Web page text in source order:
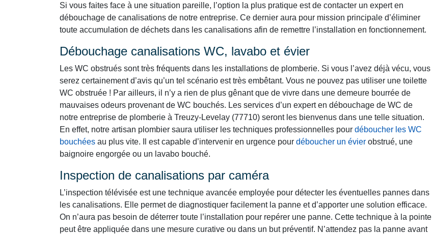
Si vous faites face à une situation pareille, l’option la plus pratique est de contacter un expert en
débouchage de canalisations de notre entreprise. Ce dernier aura pour mission principale d’éliminer
toute accumulation de déchets dans les canalisations afin de remettre l’installation en fonctionnement.
Débouchage canalisations WC, lavabo et évier
Les WC obstrués sont très fréquents dans les installations de plomberie. Si vous l’avez déjà vécu, vous
serez certainement d’avis qu’un tel scénario est très embêtant. Vous ne pouvez pas utiliser une toilette
WC obstruée ! Par ailleurs, il n’y a rien de plus gênant que de vivre dans une demeure bourrée de
mauvaises odeurs provenant de WC bouchés. Les services d’un expert en débouchage de WC de
notre entreprise de plomberie à Treuzy-Levelay (77710) seront les bienvenus dans une telle situation.
En effet, notre artisan plombier saura utiliser les techniques professionnelles pour déboucher les WC
bouchées au plus vite. Il est capable d’intervenir en urgence pour déboucher un évier obstrué, une
baignoire engorgée ou un lavabo bouché.
Inspection de canalisations par caméra
L’inspection télévisée est une technique avancée employée pour détecter les éventuelles pannes dans
les canalisations. Elle permet de diagnostiquer facilement la panne et d’apporter une solution efficace.
On n’aura pas besoin de déterrer toute l’installation pour repérer une panne. Cette technique à la pointe
peut être appliquée dans une mesure curative ou dans un but préventif. N’attendez pas la panne avant